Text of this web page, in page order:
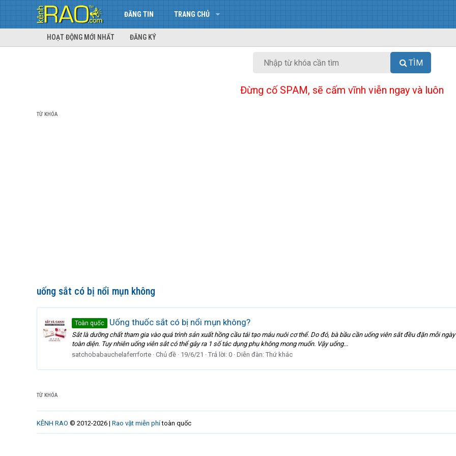
ĐĂNG TIN TRANG CHỦ
HOẠT ĐỘNG MỚI NHẤT ĐĂNG KÝ
TÌM
Đừng cố SPAM, sẽ cấm vĩnh viễn ngay và luôn
TỪ KHÓA
uống sắt có bị nổi mụn không
Toàn quốc Uống thuốc sắt có bị nổi mụn không?
Sắt là dưỡng chất tham gia vào quá trình sản xuất hồng cầu tái tạo máu nuôi cơ thể. Do đó, bà bầu cần uống viên sắt đều đặn mỗi
toàn diện. Tuy nhiên uống viên sắt có thể gây ra 1 số tác dụng phụ không mong muốn. Vậy uống...
satchobabauchelaferrforte Chủ đề 19/6/21 Trả lời: 0 Diễn đàn: Thứ khác
TỪ KHÓA
KÊNH RAO © 2012-2026 | Rao vặt miễn phítoàn quốc